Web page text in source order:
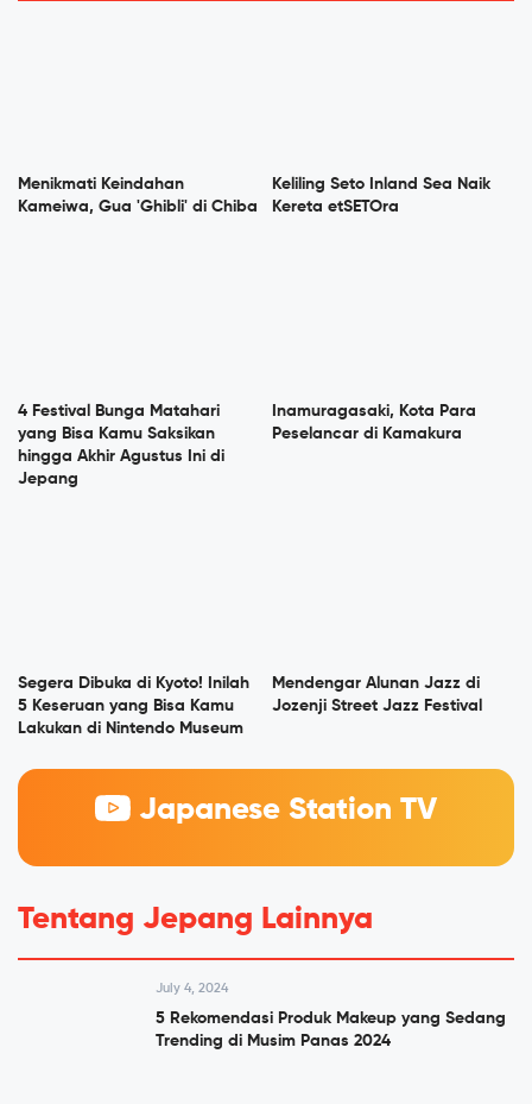
Menikmati Keindahan
Kameiwa, Gua 'Ghibli' di Chiba
Keliling Seto Inland Sea Naik
Kereta etSETOra
4 Festival Bunga Matahari
yang Bisa Kamu Saksikan
hingga Akhir Agustus Ini di
Jepang
Inamuragasaki, Kota Para
Peselancar di Kamakura
Segera Dibuka di Kyoto! Inilah
5 Keseruan yang Bisa Kamu
Lakukan di Nintendo Museum
Mendengar Alunan Jazz di
Jozenji Street Jazz Festival
Japanese Station TV
Tentang Jepang Lainnya
July 4, 2024
5 Rekomendasi Produk Makeup yang Sedang
Trending di Musim Panas 2024